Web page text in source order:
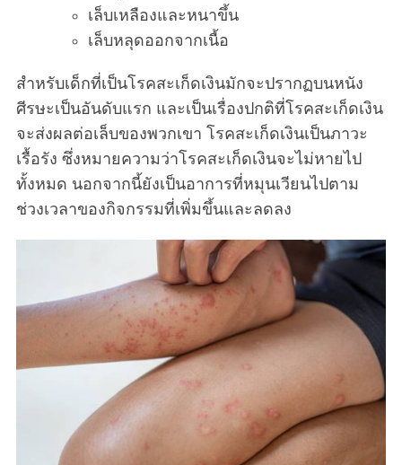
เล็บเหลืองและหนาขึ้น
เล็บหลุดออกจากเนื้อ
สำหรับเด็กที่เป็นโรคสะเก็ดเงินมักจะปรากฏบนหนัง
ศีรษะเป็นอันดับแรก และเป็นเรื่องปกติที่โรคสะเก็ดเงิน
จะส่งผลต่อเล็บของพวกเขา โรคสะเก็ดเงินเป็นภาวะ
เรื้อรัง ซึ่งหมายความว่าโรคสะเก็ดเงินจะไม่หายไป
ทั้งหมด นอกจากนี้ยังเป็นอาการที่หมุนเวียนไปตาม
ช่วงเวลาของกิจกรรมที่เพิ่มขึ้นและลดลง